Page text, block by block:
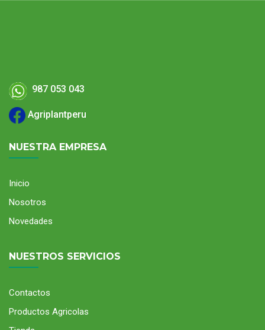
987 053 043
Agriplantperu
NUESTRA EMPRESA
Inicio
Nosotros
Novedades
NUESTROS SERVICIOS
Contactos
Productos Agricolas